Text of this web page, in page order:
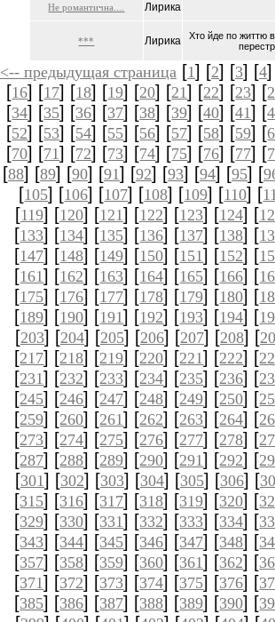
Не романтична.... Лирика
*** Лирика
Хто йде по життю
<-- предыдущая страница [1] [2] [3] [4
[16] [17] [18] [19] [20] [21] [22] [23] [
[34] [35] [36] [37] [38] [39] [40] [41] [
[52] [53] [54] [55] [56] [57] [58] [59] [
[70] [71] [72] [73] [74] [75] [76] [77] [
[88] [89] [90] [91] [92] [93] [94] [95] [
[105] [106] [107] [108] [109] [110] [
[119] [120] [121] [122] [123] [124] [
[133] [134] [135] [136] [137] [138] [
[147] [148] [149] [150] [151] [152] [
[161] [162] [163] [164] [165] [166] [
[175] [176] [177] [178] [179] [180] [
[189] [190] [191] [192] [193] [194] [
[203] [204] [205] [206] [207] [208] [
[217] [218] [219] [220] [221] [222] [
[231] [232] [233] [234] [235] [236] [
[245] [246] [247] [248] [249] [250] [
[259] [260] [261] [262] [263] [264] [
[273] [274] [275] [276] [277] [278] [
[287] [288] [289] [290] [291] [292] [
[301] [302] [303] [304] [305] [306] [
[315] [316] [317] [318] [319] [320] [
[329] [330] [331] [332] [333] [334] [
[343] [344] [345] [346] [347] [348] [
[357] [358] [359] [360] [361] [362] [
[371] [372] [373] [374] [375] [376] [
[385] [386] [387] [388] [389] [390] [